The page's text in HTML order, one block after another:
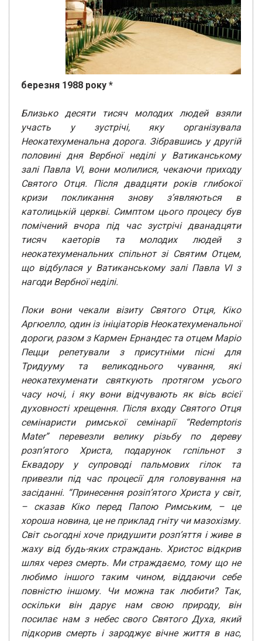
березня 1988 року *
Близько десяти тисяч молодих людей взяли
участь у зустрічі, яку організувала
Неокатехуменальна дорога. Зібравшись у другій
половині дня Вербної неділі у Ватиканському
залі Павла VI, вони молилися, чекаючи приходу
Святого Отця. Після двадцяти років глибокої
кризи покликання знову з’являються в
католицькій церкві. Симптом цього процесу був
помічений вчора під час зустрічі дванадцяти
тисяч каеторів та молодих людей з
неокатехуменальних спільнот зі Святим Отцем,
що відбулася у Ватиканському залі Павла VI з
нагоди Вербної неділі.
Поки вони чекали візиту Святого Отця, Кіко
Аргюелло, один із ініціаторів Неокатехуменальної
дороги, разом з Кармен Ернандес та отцем Маріо
Пецци репетували з присутніми пісні для
Тридууму та великоднього чування, які
неокатехуменати святкують протягом усього
часу ночі, і яку вони відчувають як вісь всієї
духовності хрещення. Після входу Святого Отця
семінаристи римської семінарії “Redemptoris
Mater” перевезли велику різьбу по дереву
розп’ятого Христа, подарунок гспільнот з
Еквадору у супроводі пальмових гілок та
привезли під час процесії для головування на
засіданні. “Принесення розіп’ятого Христа у світ,
– сказав Кіко перед Папою Римським, – це
хороша новина, це не приклад гніту чи мазохізму.
Світ сьогодні хоче придушити розп’яття і живе в
жаху від будь-яких страждань. Христос відкрив
шлях через смерть. Ми страждаємо, тому що не
любимо іншого таким чином, віддаючи себе
повністю іншому. Чи можна так любити? Так,
оскільки він дарує нам свою природу, він
посилає нам з небес свого Святого Духа, який
підкорив смерть і зароджує вічне життя в нас,